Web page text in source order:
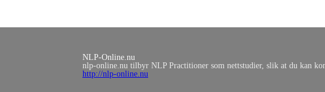
NLP-Online.nu
nlp-online.nu tilbyr NLP Practitioner som nettstudier, slik at du kan
http://nlp-online.nu